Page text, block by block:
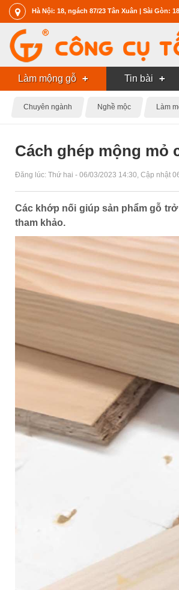
Hà Nội: 18, ngách 87/23 Tân Xuân | Sài Gòn:
Làm mộng gỗ Tin bài
Chuyên ngành Nghề mộc Làm
Cách ghép mộng mỏ
Đăng lúc: Thứ hai - 06/03/2023 14:30 , Cập nhật
Các khớp nối giúp sản phẩm gỗ
tham khảo.